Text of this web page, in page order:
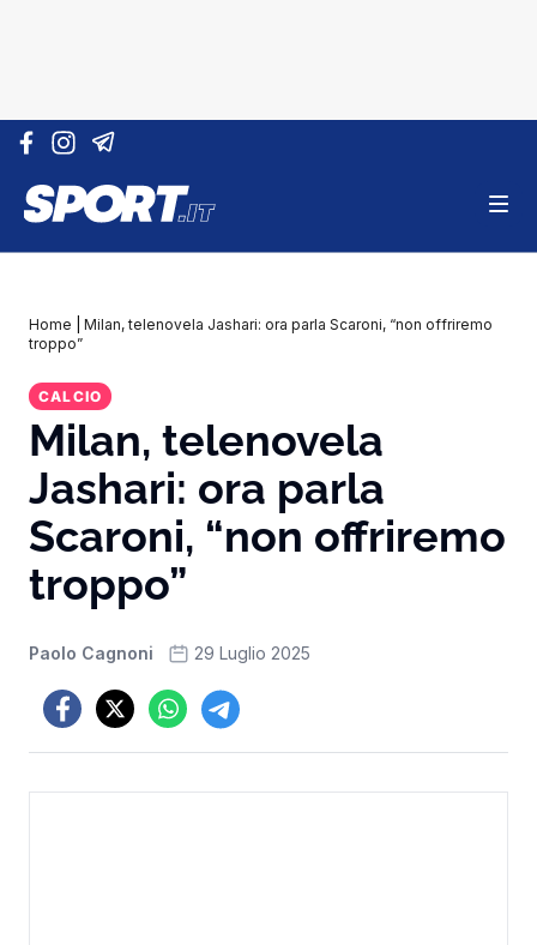
Vai al contenuto
Home
Milan, telenovela Jashari: ora parla Scaroni, “non offriremo
troppo”
CALCIO
Milan, telenovela
Jashari: ora parla
Scaroni, “non offriremo
troppo”
Paolo Cagnoni 29 Luglio 2025